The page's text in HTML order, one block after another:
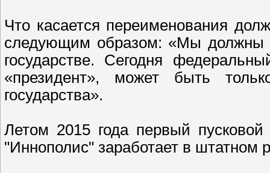
Что касается переименования
следующим образом: «Мы должны
государстве. Сегодня
«президент», может быть
государства».
Летом 2015 года первый пусковой
"Иннополис" заработает в штатном